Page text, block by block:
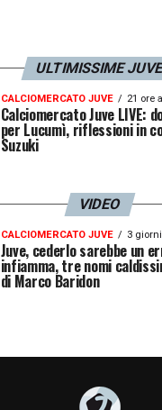
ULTIMISSIME
CALCIOMERCATO JUVE 21 ore
Calciomercato Juve LIVE:
per Lucumì, riflessioni in
Suzuki
VIDEO
CALCIOMERCATO JUVE 3
Juve, cederlo sarebbe un
infiamma, tre nomi
di Marco Baridon